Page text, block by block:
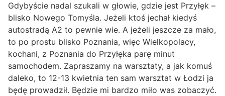
Gdybyście nadal szukali w głowie, gdzie jest Przyłęk –
blisko Nowego Tomyśla. Jeżeli ktoś jechał kiedyś
autostradą A2 to pewnie wie. A jeżeli jeszcze za mało,
to po prostu blisko Poznania, więc Wielkopolacy,
kochani, z Poznania do Przyłęka parę minut
samochodem. Zapraszamy na warsztaty, a jak komuś
daleko, to 12-13 kwietnia ten sam warsztat w Łodzi ja
będę prowadził. Będzie mi bardzo miło was zobaczyć.